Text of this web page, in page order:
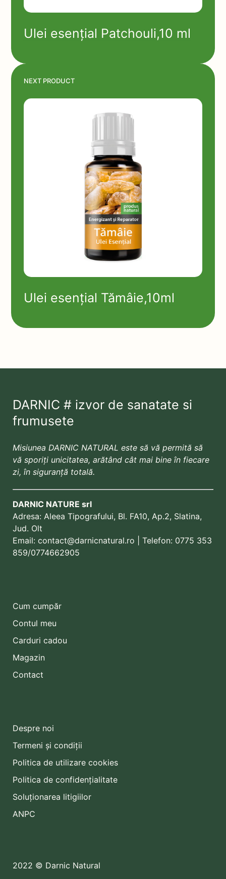
Ulei esențial Patchouli,10 ml
NEXT PRODUCT
Ulei esențial Tămâie,10ml
DARNIC # izvor de sanatate si
frumusete
Misiunea DARNIC NATURAL este să vă permită să
vă sporiți unicitatea, arătând cât mai bine în fiecare
zi, în siguranță totală.
DARNIC NATURE srl
Adresa: Aleea Tipografului, Bl. FA10, Ap.2, Slatina,
Jud. Olt
Email: contact@darnicnatural.ro | Telefon: 0775 353
859/0774662905
Cum cumpăr
Contul meu
Carduri cadou
Magazin
Contact
Despre noi
Termeni și condiții
Politica de utilizare cookies
Politica de confidențialitate
Soluționarea litigiilor
ANPC
2022 © Darnic Natural